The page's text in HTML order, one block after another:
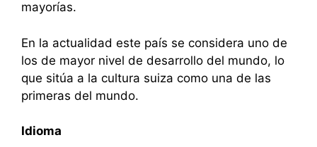
mayorías.
En la actualidad este país se considera uno de
los de mayor nivel de desarrollo del mundo, lo
que sitúa a la cultura suiza como una de las
primeras del mundo.
Idioma